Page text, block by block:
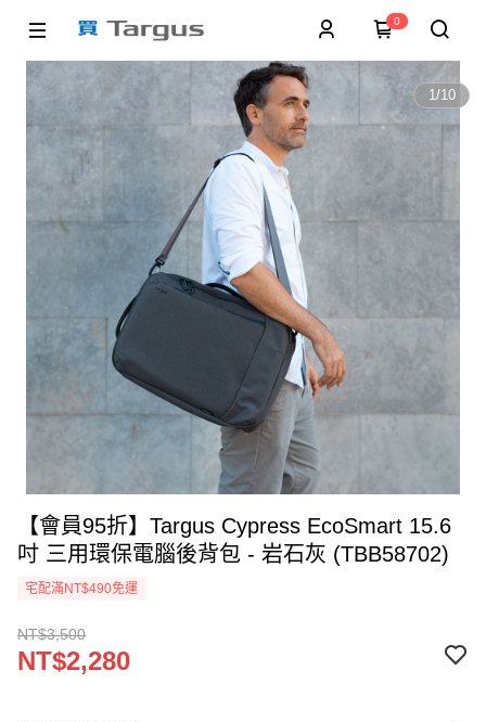
0
1/10
【會員95折】Targus Cypress EcoSmart 15.6
吋 三用環保電腦後背包 - 岩石灰 (TBB58702)
宅配滿NT$490免運
NT$3,500
NT$2,280